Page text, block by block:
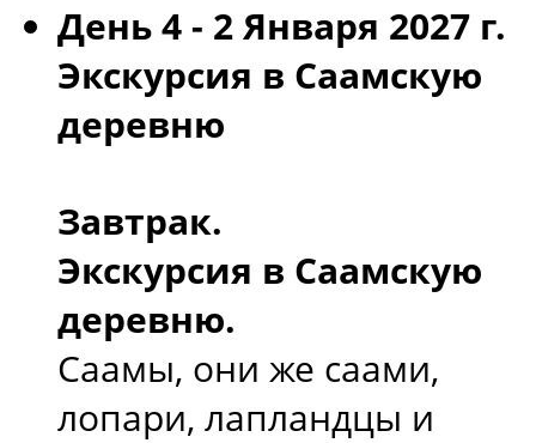
День 4 - 2 Января 2027 г.
Экскурсия в Саамскую
деревню
Завтрак.
Экскурсия в Саамскую
деревню.
Саамы, они же саами,
лопари, лапландцы и